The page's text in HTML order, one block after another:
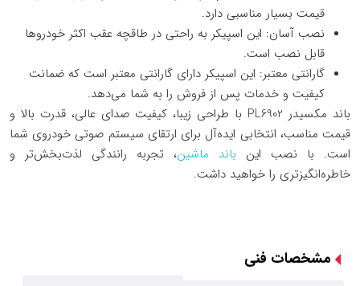
قیمت بسیار مناسبی دارد.
نصب آسان: این اسپیکر به راحتی در طاقچه عقب اکثر خودروها
قابل نصب است.
گارانتی معتبر: این اسپیکر دارای گارانتی معتبر است که ضمانت
کیفیت و خدمات پس از فروش را به شما می‌دهد.
باند مکسیدر PL6902 با طراحی زیبا، کیفیت صدای عالی، قدرت بالا و
قیمت مناسب، انتخابی ایده‌آل برای ارتقای سیستم صوتی خودروی شما
است. با نصب این باند ماشین، تجربه رانندگی لذت‌بخش‌تر و
خاطره‌انگیزتری را خواهید داشت.
مشخصات فنی